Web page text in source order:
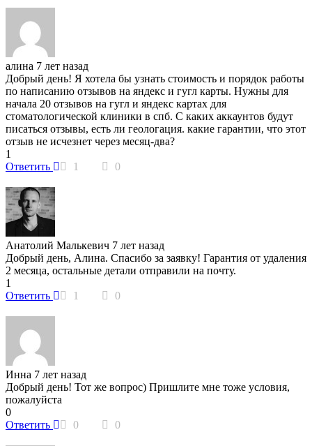
алина 7 лет назад
Добрый день! Я хотела бы узнать стоимость и порядок работы
по написанию отзывов на яндекс и гугл карты. Нужны для
начала 20 отзывов на гугл и яндекс картах для
стоматологической клиники в спб. С каких аккаунтов будут
писаться отзывы, есть ли геологация. какие гарантии, что этот
отзыв не исчезнет через месяц-два?
1
Ответить
1 0
Анатолий Малькевич 7 лет назад
Добрый день, Алина. Спасибо за заявку! Гарантия от удаления
2 месяца, остальные детали отправили на почту.
1
Ответить
1 0
Инна 7 лет назад
Добрый день! Тот же вопрос) Пришлите мне тоже условия,
пожалуйста
0
Ответить
0 0